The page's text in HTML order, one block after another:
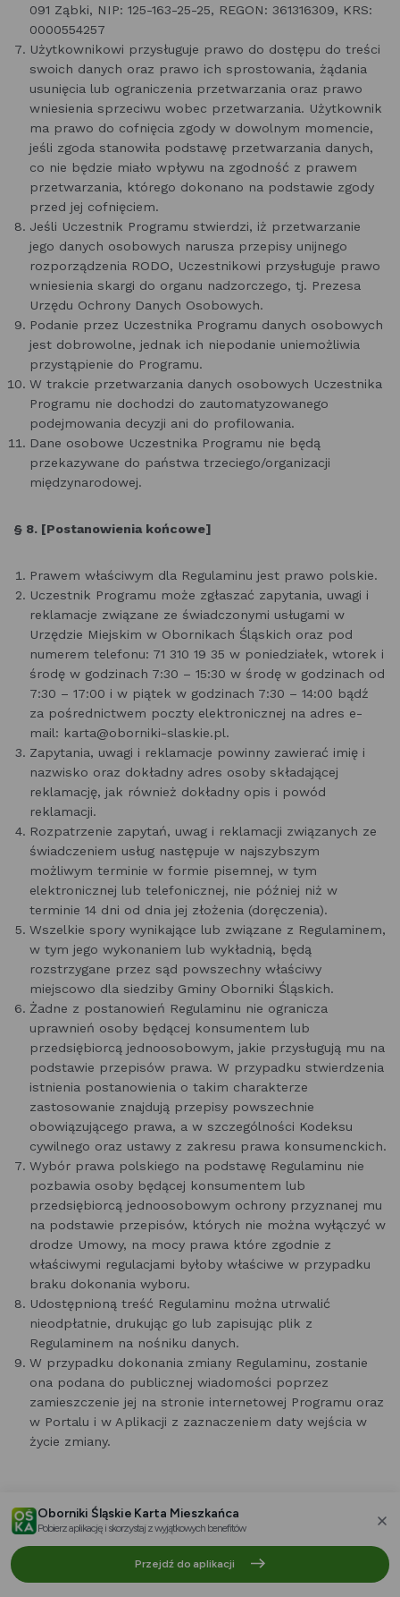
091 Ząbki, NIP: 125-163-25-25, REGON: 361316309, KRS:
0000554257
Użytkownikowi przysługuje prawo do dostępu do treści
swoich danych oraz prawo ich sprostowania, żądania
usunięcia lub ograniczenia przetwarzania oraz prawo
wniesienia sprzeciwu wobec przetwarzania. Użytkownik
ma prawo do cofnięcia zgody w dowolnym momencie,
jeśli zgoda stanowiła podstawę przetwarzania danych,
co nie będzie miało wpływu na zgodność z prawem
przetwarzania, którego dokonano na podstawie zgody
przed jej cofnięciem.
Jeśli Uczestnik Programu stwierdzi, iż przetwarzanie
jego danych osobowych narusza przepisy unijnego
rozporządzenia RODO, Uczestnikowi przysługuje prawo
wniesienia skargi do organu nadzorczego, tj. Prezesa
Urzędu Ochrony Danych Osobowych.
Podanie przez Uczestnika Programu danych osobowych
jest dobrowolne, jednak ich niepodanie uniemożliwia
przystąpienie do Programu.
W trakcie przetwarzania danych osobowych Uczestnika
Programu nie dochodzi do zautomatyzowanego
podejmowania decyzji ani do profilowania.
Dane osobowe Uczestnika Programu nie będą
przekazywane do państwa trzeciego/organizacji
międzynarodowej.
§ 8. [Postanowienia końcowe]
Prawem właściwym dla Regulaminu jest prawo polskie.
Uczestnik Programu może zgłaszać zapytania, uwagi i
reklamacje związane ze świadczonymi usługami w
Urzędzie Miejskim w Obornikach Śląskich oraz pod
numerem telefonu: 71 310 19 35 w poniedziałek, wtorek i
środę w godzinach 7:30 – 15:30 w środę w godzinach od
7:30 – 17:00 i w piątek w godzinach 7:30 – 14:00 bądź
za pośrednictwem poczty elektronicznej na adres e-
mail: karta@oborniki-slaskie.pl.
Zapytania, uwagi i reklamacje powinny zawierać imię i
nazwisko oraz dokładny adres osoby składającej
reklamację, jak również dokładny opis i powód
reklamacji.
Rozpatrzenie zapytań, uwag i reklamacji związanych ze
świadczeniem usług następuje w najszybszym
możliwym terminie w formie pisemnej, w tym
elektronicznej lub telefonicznej, nie później niż w
terminie 14 dni od dnia jej złożenia (doręczenia).
Wszelkie spory wynikające lub związane z Regulaminem,
w tym jego wykonaniem lub wykładnią, będą
rozstrzygane przez sąd powszechny właściwy
miejscowo dla siedziby Gminy Oborniki Śląskich.
Żadne z postanowień Regulaminu nie ogranicza
uprawnień osoby będącej konsumentem lub
przedsiębiorcą jednoosobowym, jakie przysługują mu na
podstawie przepisów prawa. W przypadku stwierdzenia
istnienia postanowienia o takim charakterze
zastosowanie znajdują przepisy powszechnie
obowiązującego prawa, a w szczególności Kodeksu
cywilnego oraz ustawy z zakresu prawa konsumenckich.
Wybór prawa polskiego na podstawę Regulaminu nie
pozbawia osoby będącej konsumentem lub
przedsiębiorcą jednoosobowym ochrony przyznanej mu
na podstawie przepisów, których nie można wyłączyć w
drodze Umowy, na mocy prawa które zgodnie z
właściwymi regulacjami byłoby właściwe w przypadku
braku dokonania wyboru.
Udostępnioną treść Regulaminu można utrwalić
nieodpłatnie, drukując go lub zapisując plik z
Regulaminem na nośniku danych.
W przypadku dokonania zmiany Regulaminu, zostanie
ona podana do publicznej wiadomości poprzez
zamieszczenie jej na stronie internetowej Programu oraz
w Portalu i w Aplikacji z zaznaczeniem daty wejścia w
życie zmiany.
Pobierz aplikację mobilną
Oborniki Śląskie Karta Mieszkańca
Pobierz aplikację i skorzystaj z wyjątkowych benefitów
Przejdź do aplikacji